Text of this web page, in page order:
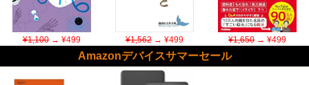
¥1,100→ ¥499 ¥1,562→ ¥499 ¥1,650→ ¥499
Amazonデバイスサマーセール